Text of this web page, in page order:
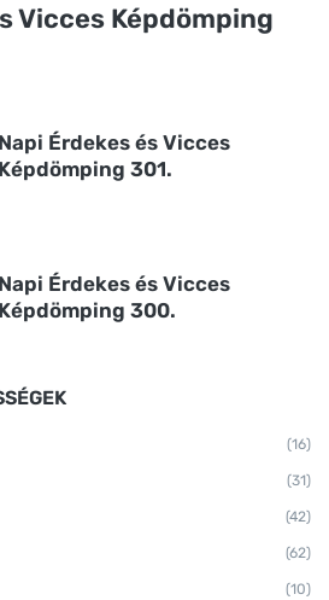
Vicces Képdömping
Napi Érdekes és Vicces
Képdömping 301.
Napi Érdekes és Vicces
Képdömping 300.
(16)
(31)
(42)
(62)
(10)